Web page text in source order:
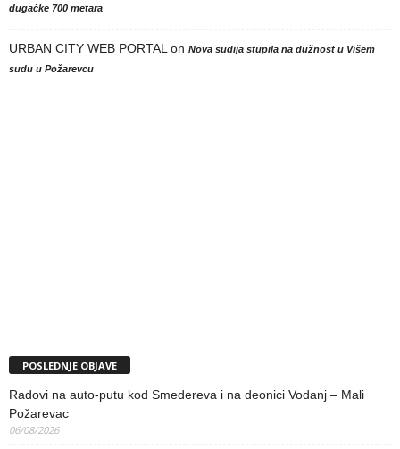
dugačke 700 metara
URBAN CITY WEB PORTAL on Nova sudija stupila na dužnost u Višem
sudu u Požarevcu
POSLEDNJE OBJAVE
Radovi na auto-putu kod Smedereva i na deonici Vodanj – Mali
Požarevac
06/08/2026